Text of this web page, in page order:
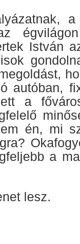
István
autóban,
a
én, mi
a
lesz.